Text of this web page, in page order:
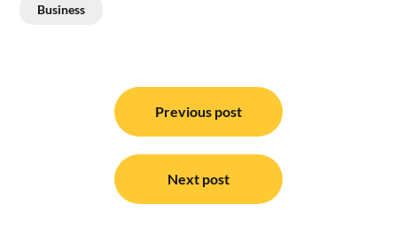
Business
Previous post
Next post